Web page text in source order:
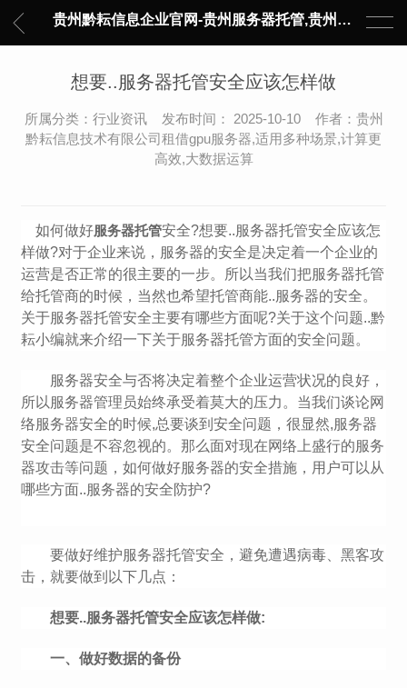
贵州黔耘信息企业官网-贵州服务器托管,贵州主机托管,云服务器托管,数据中心托管,网络设备托管,服务器租用,托管服务提供商,服务器管理-黔耘信息 贵州数据中心机柜租用-专业贵州IDC托管服务器维修
想要..服务器托管安全应该怎样做
所属分类：行业资讯 发布时间： 2025-10-10 作者：贵州
黔耘信息技术有限公司租借gpu服务器,适用多种场景,计算更
高效,大数据运算
如何做好服务器托管安全?想要..服务器托管安全应该怎
样做?对于企业来说，服务器的安全是决定着一个企业的
运营是否正常的很主要的一步。所以当我们把服务器托管
给托管商的时候，当然也希望托管商能..服务器的安全。
关于服务器托管安全主要有哪些方面呢?关于这个问题..黔
耘小编就来介绍一下关于服务器托管方面的安全问题。
服务器安全与否将决定着整个企业运营状况的良好，
所以服务器管理员始终承受着莫大的压力。当我们谈论网
络服务器安全的时候,总要谈到安全问题，很显然,服务器
安全问题是不容忽视的。那么面对现在网络上盛行的服务
器攻击等问题，如何做好服务器的安全措施，用户可以从
哪些方面..服务器的安全防护?
要做好维护服务器托管安全，避免遭遇病毒、黑客攻
击，就要做到以下几点：
想要..服务器托管安全应该怎样做:
一、做好数据的备份